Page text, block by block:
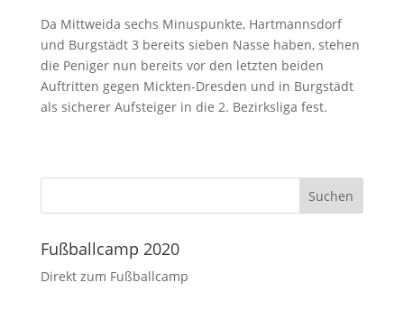
Da Mittweida sechs Minuspunkte, Hartmannsdorf
und Burgstädt 3 bereits sieben Nasse haben, stehen
die Peniger nun bereits vor den letzten beiden
Auftritten gegen Mickten-Dresden und in Burgstädt
als sicherer Aufsteiger in die 2. Bezirksliga fest.
Fußballcamp 2020
Direkt zum Fußballcamp